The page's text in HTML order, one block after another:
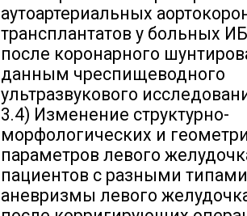
аутоартериальных
трансплантатов у больных
после коронарного
данным чреспищеводного
ультразвукового
3.4) Изменение структурно-
морфологических и
параметров левого
пациентов с разными типами
аневризмы левого